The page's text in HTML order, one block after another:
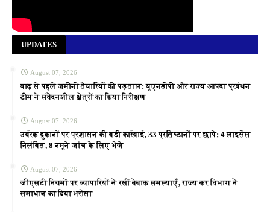
UPDATES
August 07, 2026
बाढ़ से पहले जमीनी तैयारियों की पड़ताल: यूएनडीपी और राज्य आपदा प्रबंधन
टीम ने संवेदनशील क्षेत्रों का किया निरीक्षण
August 07, 2026
उर्वरक दुकानों पर प्रशासन की बड़ी कार्रवाई, 33 प्रतिष्ठानों पर छापे; 4 लाइसेंस
निलंबित, 8 नमूने जांच के लिए भेजे
August 07, 2026
जीएसटी नियमों पर व्यापारियों ने रखीं बेबाक समस्याएँ, राज्य कर विभाग ने
समाधान का दिया भरोसा